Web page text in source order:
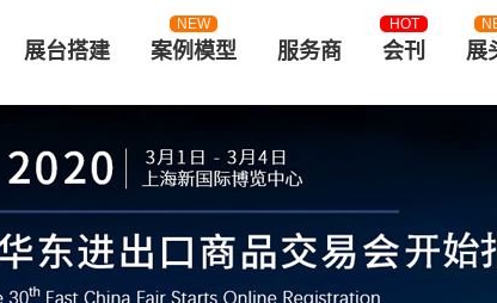
展台搭建 案例模型
NEW
服务商 会刊
HOT
展